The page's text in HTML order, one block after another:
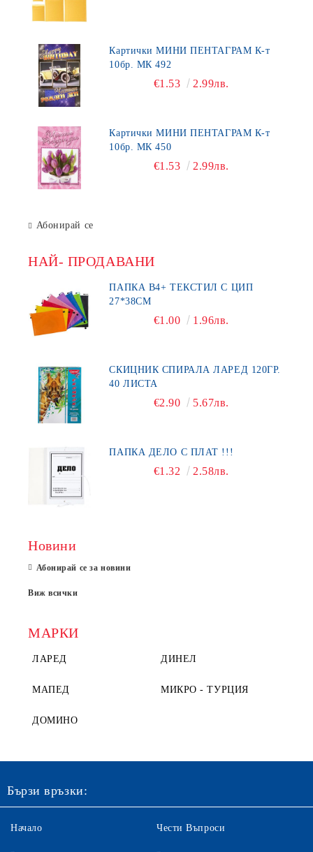
Картички МИНИ ПЕНТАГРАМ К-т
10бр. МК 492
€1.53 2.99лв.
Картички МИНИ ПЕНТАГРАМ К-т
10бр. МК 450
€1.53 2.99лв.
Абонирай се
НАЙ- ПРОДАВАНИ
ПАПКА В4+ ТЕКСТИЛ С ЦИП
27*38СМ
€1.00 1.96лв.
СКИЦНИК СПИРАЛА ЛАРЕД 120ГР.
40 ЛИСТА
€2.90 5.67лв.
ПАПКА ДЕЛО С ПЛАТ !!!
€1.32 2.58лв.
Новини
Абонирай се за новини
Виж всички
МАРКИ
ЛАРЕД ДИНЕЛ
МАПЕД МИКРО - ТУРЦИЯ
ДОМИНО
Бързи връзки:
Начало Чести Въпроси